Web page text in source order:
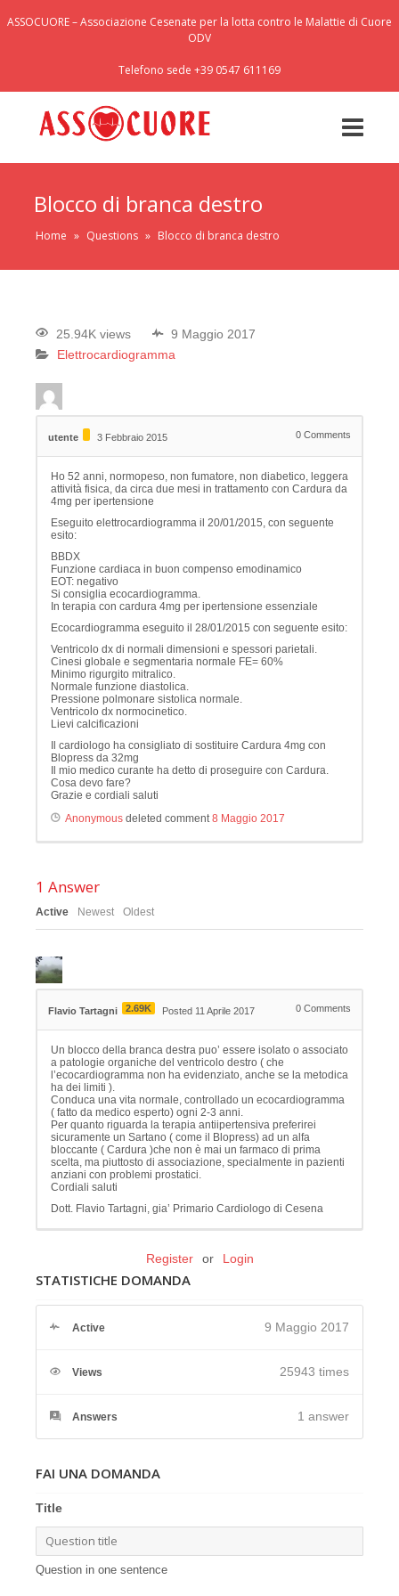
ASSOCUORE – Associazione Cesenate per la lotta contro le Malattie di Cuore
ODV
Telefono sede +39 0547 611169
Blocco di branca destro
Home » Questions » Blocco di branca destro
25.94K views
9 Maggio 2017
Elettrocardiogramma
utente 3 Febbraio 2015 0 Comments
Ho 52 anni, normopeso, non fumatore, non diabetico, leggera
attività fisica, da circa due mesi in trattamento con Cardura da
4mg per ipertensione
Eseguito elettrocardiogramma il 20/01/2015, con seguente
esito:
BBDX
Funzione cardiaca in buon compenso emodinamico
EOT: negativo
Si consiglia ecocardiogramma.
In terapia con cardura 4mg per ipertensione essenziale
Ecocardiogramma eseguito il 28/01/2015 con seguente esito:
Ventricolo dx di normali dimensioni e spessori parietali.
Cinesi globale e segmentaria normale FE= 60%
Minimo rigurgito mitralico.
Normale funzione diastolica.
Pressione polmonare sistolica normale.
Ventricolo dx normocinetico.
Lievi calcificazioni
Il cardiologo ha consigliato di sostituire Cardura 4mg con
Blopress da 32mg
Il mio medico curante ha detto di proseguire con Cardura.
Cosa devo fare?
Grazie e cordiali saluti
Anonymous deleted comment 8 Maggio 2017
1 Answer
Active Newest Oldest
Flavio Tartagni 2.69K Posted 11 Aprile 2017 0 Comments
Un blocco della branca destra puo’ essere isolato o associato
a patologie organiche del ventricolo destro ( che
l’ecocardiogramma non ha evidenziato, anche se la metodica
ha dei limiti ).
Conduca una vita normale, controllado un ecocardiogramma
( fatto da medico esperto) ogni 2-3 anni.
Per quanto riguarda la terapia antiipertensiva preferirei
sicuramente un Sartano ( come il Blopress) ad un alfa
bloccante ( Cardura )che non è mai un farmaco di prima
scelta, ma piuttosto di associazione, specialmente in pazienti
anziani con problemi prostatici.
Cordiali saluti
Dott. Flavio Tartagni, gia’ Primario Cardiologo di Cesena
Register or Login
STATISTICHE DOMANDA
Active 9 Maggio 2017
Views 25943 times
Answers 1 answer
FAI UNA DOMANDA
Title
Question in one sentence